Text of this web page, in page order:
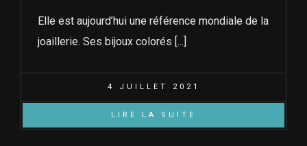
Elle est aujourd’hui une référence mondiale de la
joaillerie. Ses bijoux colorés [...]
4 JUILLET 2021
LIRE LA SUITE